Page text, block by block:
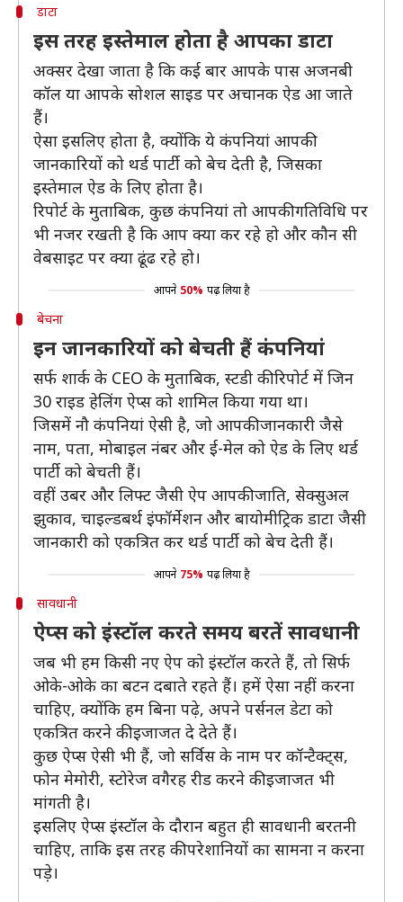
डाटा
इस तरह इस्तेमाल होता है आपका डाटा
अक्सर देखा जाता है कि कई बार आपके पास अजनबी
कॉल या आपके सोशल साइड पर अचानक ऐड आ जाते
हैं।
ऐसा इसलिए होता है, क्योंकि ये कंपनियां आपकी
जानकारियों को थर्ड पार्टी को बेच देती है, जिसका
इस्तेमाल ऐड के लिए होता है।
रिपोर्ट के मुताबिक, कुछ कंपनियां तो आपकी गतिविधि पर
भी नजर रखती है कि आप क्या कर रहे हो और कौन सी
वेबसाइट पर क्या ढूंढ रहे हो।
आपने 50% पढ़ लिया है
बेचना
इन जानकारियों को बेचती हैं कंपनियां
सर्फ शार्क के CEO के मुताबिक, स्टडी की रिपोर्ट में जिन
30 राइड हेलिंग ऐप्स को शामिल किया गया था।
जिसमें नौ कंपनियां ऐसी है, जो आपकी जानकारी जैसे
नाम, पता, मोबाइल नंबर और ई-मेल को ऐड के लिए थर्ड
पार्टी को बेचती हैं।
वहीं उबर और लिफ्ट जैसी ऐप आपकी जाति, सेक्सुअल
झुकाव, चाइल्डबर्थ इंफॉर्मेशन और बायोमीट्रिक डाटा जैसी
जानकारी को एकत्रित कर थर्ड पार्टी को बेच देती हैं।
आपने 75% पढ़ लिया है
सावधानी
ऐप्स को इंस्टॉल करते समय बरतें सावधानी
जब भी हम किसी नए ऐप को इंस्टॉल करते हैं, तो सिर्फ
ओके-ओके का बटन दबाते रहते हैं। हमें ऐसा नहीं करना
चाहिए, क्योंकि हम बिना पढ़े, अपने पर्सनल डेटा को
एकत्रित करने की इजाजत दे देते हैं।
कुछ ऐप्स ऐसी भी हैं, जो सर्विस के नाम पर कॉन्टैक्ट्स,
फोन मेमोरी, स्टोरेज वगैरह रीड करने की इजाजत भी
मांगती है।
इसलिए ऐप्स इंस्टॉल के दौरान बहुत ही सावधानी बरतनी
चाहिए, ताकि इस तरह की परेशानियों का सामना न करना
पडे़।